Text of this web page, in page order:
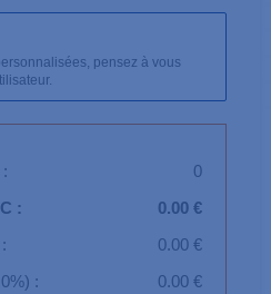
pensez à vous
0
:
0.00 €
0.00 €
:
0.00 €